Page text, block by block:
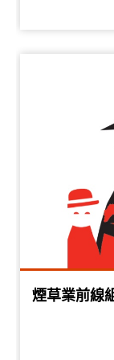
煙草業前線